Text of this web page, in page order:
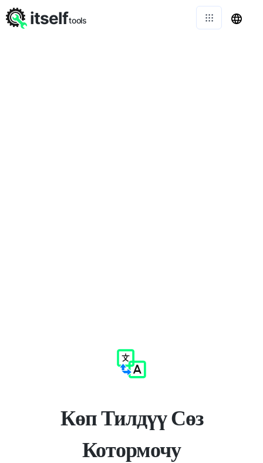
Көп Тилдүү Сөз
Котормочу
itselftools